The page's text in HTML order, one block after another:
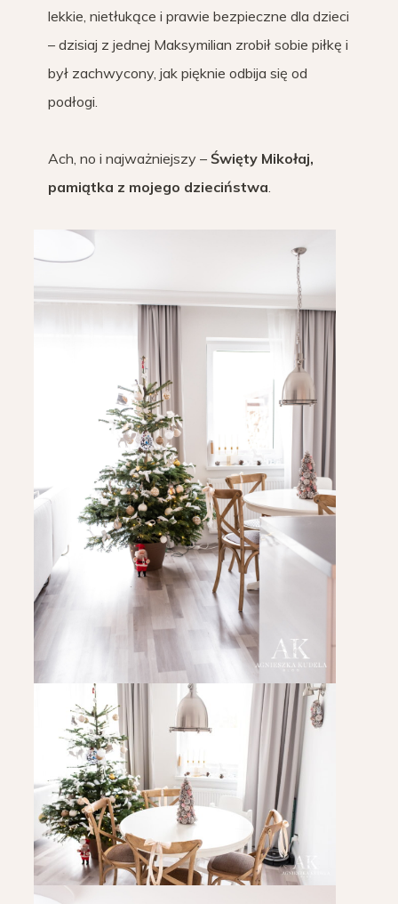
lekkie, nietłukące i prawie bezpieczne dla dzieci
– dzisiaj z jednej Maksymilian zrobił sobie piłkę i
był zachwycony, jak pięknie odbija się od
podłogi.
Ach, no i najważniejszy – Święty Mikołaj,
pamiątka z mojego dzieciństwa.